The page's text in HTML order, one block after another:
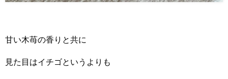
甘い木苺の香りと共に
見た目はイチゴというよりも